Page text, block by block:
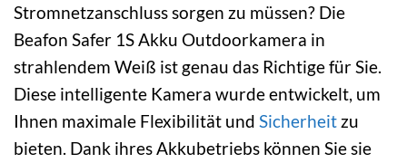
Stromnetzanschluss sorgen zu müssen? Die
Beafon Safer 1S Akku Outdoorkamera in
strahlendem Weiß ist genau das Richtige für Sie.
Diese intelligente Kamera wurde entwickelt, um
Ihnen maximale Flexibilität und Sicherheit zu
bieten. Dank ihres Akkubetriebs können Sie sie